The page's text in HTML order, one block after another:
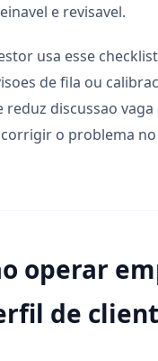
e revisavel.
usa esse
de fila ou
reduz discussao
corrigir o problema
operar
de